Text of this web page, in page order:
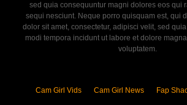
sed quia consequuntur magni dolores eos qui
sequi nesciunt. Neque porro quisquam est, qui
dolor sit amet, consectetur, adipisci velit, sed
modi tempora incidunt ut labore et dolore
voluptatem.
Cam Girl Vids Cam Girl News Fap